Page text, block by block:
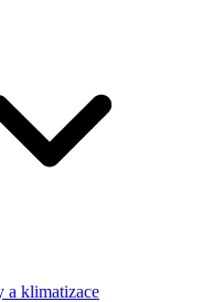
a klimatizace